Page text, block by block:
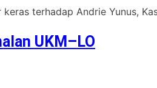
terhadap Andrie Yunus,
UKM–LO